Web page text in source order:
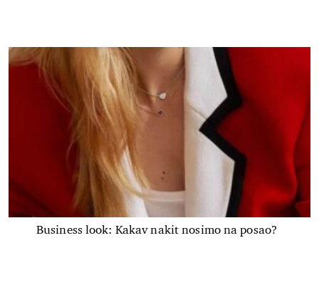
Business look: Kakav nakit nosimo na posao?